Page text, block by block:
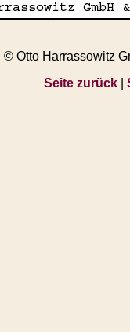
© Otto Harrassowitz
Seite zurück|